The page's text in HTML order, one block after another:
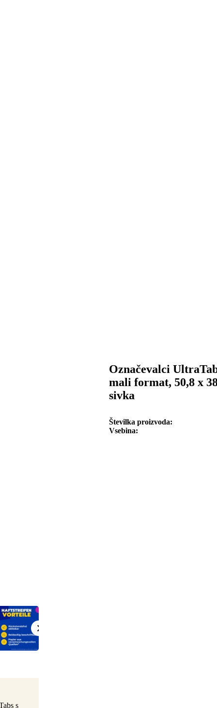
Označevalci
mali format, 50,8 x
sivka
Številka proizvoda
Vsebina
s